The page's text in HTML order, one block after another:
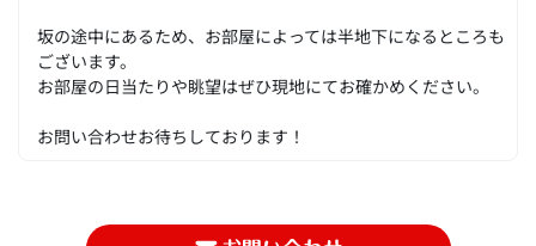
坂の途中にあるため、お部屋によっては半地下になるところも
ございます。
お部屋の日当たりや眺望はぜひ現地にてお確かめください。
お問い合わせお待ちしております！